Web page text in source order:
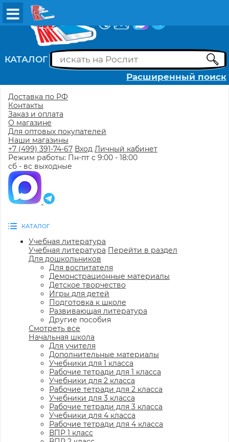
КАТАЛОГ
Расширенный поиск
Доставка по РФ
Контакты
Заказ и оплата
О магазине
Для оптовых покупателей
Наши магазины
+7 (499) 391-74-67 Вход Личный кабинет
Режим работы: Пн-пт с 9:00 - 18:00
сб - вс выходные
КАТАЛОГ
Учебная литература
Учебная литература Перейти в раздел
Для дошкольников
Для воспитателя
Демонстрационные материалы
Детское творчество
Игры для детей
Подготовка к школе
Развивающая литература
Другие пособия
Смотреть все
Начальная школа
Для учителя
Дополнительные материалы
Учебники для 1 класса
Рабочие тетради для 1 класса
Учебники для 2 класса
Рабочие тетради для 2 класса
Учебники для 3 класса
Рабочие тетради для 3 класса
Учебники для 4 класса
Рабочие тетради для 4 класса
ВПР 1 класс